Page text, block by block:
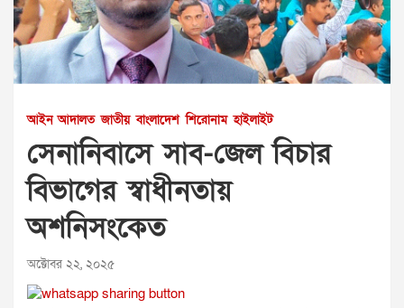
আইন আদালত জাতীয় বাংলাদেশ শিরোনাম হাইলাইট
সেনানিবাসে সাব-জেল বিচার
বিভাগের স্বাধীনতায়
অশনিসংকেত
অক্টোবর ২২, ২০২৫